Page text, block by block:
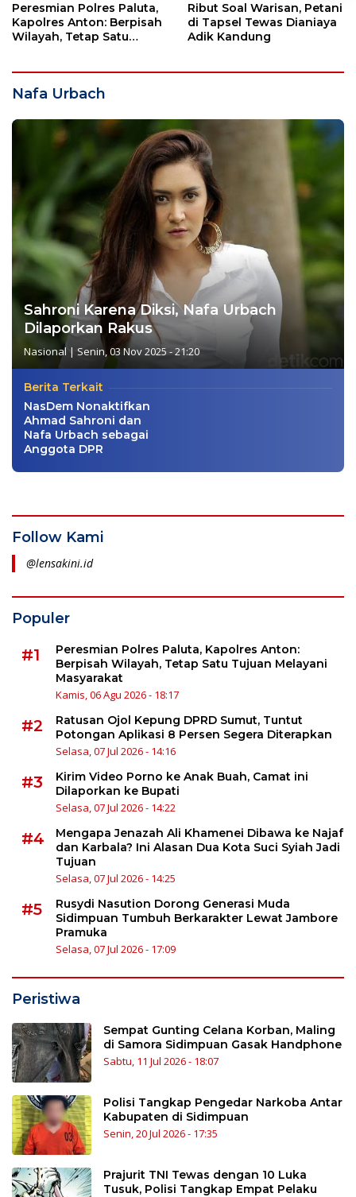
Peresmian Polres Paluta,
Kapolres Anton: Berpisah
Wilayah, Tetap Satu
Ribut Soal Warisan, Petani
di Tapsel Tewas Dianiaya
Adik Kandung
Nafa Urbach
Sahroni Karena Diksi, Nafa Urbach
Dilaporkan Rakus
Nasional| Senin, 03 Nov 2025 - 21:20
Berita Terkait
NasDem Nonaktifkan
Ahmad Sahroni dan
Nafa Urbach sebagai
Anggota DPR
Follow Kami
@lensakini.id
Populer
#1
Peresmian Polres Paluta, Kapolres Anton:
Berpisah Wilayah, Tetap Satu Tujuan Melayani
Masyarakat
Kamis, 06 Agu 2026 - 18:17
#2
Ratusan Ojol Kepung DPRD Sumut, Tuntut
Potongan Aplikasi 8 Persen Segera Diterapkan
Selasa, 07 Jul 2026 - 14:16
#3
Kirim Video Porno ke Anak Buah, Camat ini
Dilaporkan ke Bupati
Selasa, 07 Jul 2026 - 14:22
#4
Mengapa Jenazah Ali Khamenei Dibawa ke Najaf
dan Karbala? Ini Alasan Dua Kota Suci Syiah Jadi
Tujuan
Selasa, 07 Jul 2026 - 14:25
#5
Rusydi Nasution Dorong Generasi Muda
Sidimpuan Tumbuh Berkarakter Lewat Jambore
Pramuka
Selasa, 07 Jul 2026 - 17:09
Peristiwa
Sempat Gunting Celana Korban, Maling
di Samora Sidimpuan Gasak Handphone
Sabtu, 11 Jul 2026 - 18:07
Polisi Tangkap Pengedar Narkoba Antar
Kabupaten di Sidimpuan
Senin, 20 Jul 2026 - 17:35
Prajurit TNI Tewas dengan 10 Luka
Tusuk, Polisi Tangkap Empat Pelaku